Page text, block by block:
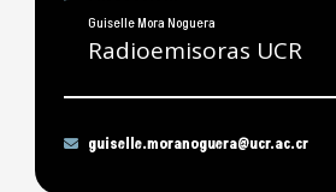
Guiselle Mora Noguera
Radioemisoras UCR
guiselle.moranoguera@ucr.ac.cr